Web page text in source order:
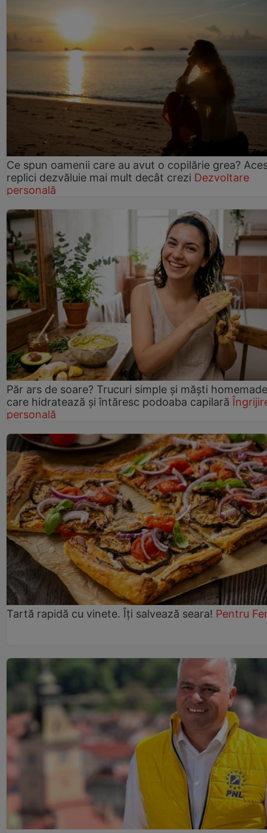
Ce spun oamenii care au avut o copilărie grea?
replici dezvăluie mai mult decât crezi Dezvoltare
personală
Păr ars de soare? Trucuri simple și măști homemade
care hidratează și întăresc podoaba capilară
personală
Tartă rapidă cu vinete. Îți salvează seara! Pentru